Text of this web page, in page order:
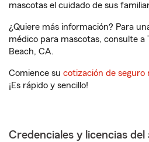
mascotas el cuidado de sus
¿Quiere más información? Para
médico para mascotas, consulte a
Beach, CA.
Comience su cotización de seguro
¡Es rápido y sencillo!
Credenciales y licencias del